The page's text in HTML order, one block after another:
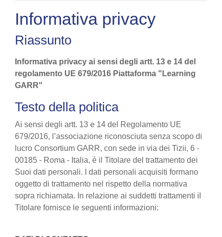
Informativa privacy
Riassunto
Informativa privacy ai sensi degli artt. 13 e 14 del
regolamento UE 679/2016 Piattaforma "Learning
GARR"
Testo della politica
Ai sensi degli artt. 13 e 14 del Regolamento UE
679/2016, l’associazione riconosciuta senza scopo di
lucro Consortium GARR, con sede in via dei Tizii, 6 -
00185 - Roma - Italia, è il Titolare del trattamento dei
Suoi dati personali. I dati personali acquisiti formano
oggetto di trattamento nel rispetto della normativa
sopra richiamata. In relazione ai suddetti trattamenti il
Titolare fornisce le seguenti informazioni: